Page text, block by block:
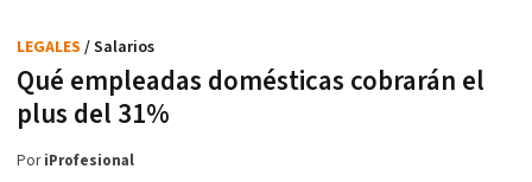
Qué empleadas domésticas cobrarán el
plus del 31%
LEGALES / Salarios
PoriProfesional